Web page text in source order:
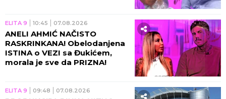
ELITA 9 10:45 07.08.2026
ANELI AHMIĆ NAČISTO
RASKRINKANA! Obelodanjena
ISTINA o VEZI sa Đukićem,
morala je sve da PRIZNA!
ELITA 9 09:48 07.08.2026